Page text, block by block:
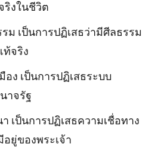
งในชีวิต
ม เป็นการปฏิเสธว่ามีศีลธรรม
จริง
อง เป็นการปฏิเสธระบบ
าจรัฐ
เป็นการปฏิเสธความเชื่อทาง
ยู่ของพระเจ้า